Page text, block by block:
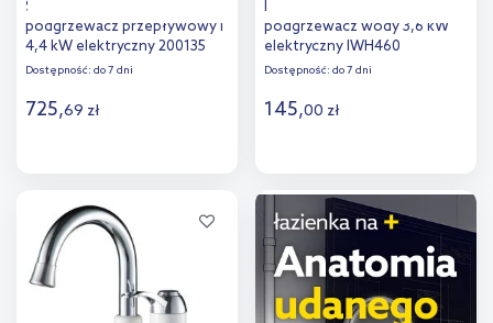
Stiebel Eltron Eil 4 Premium
podgrzewacz przepływowy l
4,4 kW elektryczny 200135
Dostępność: do 7 dni
725,69 zł
Dodaj do
porównania
Noveen przepływowy
podgrzewacz wody 3,6 kW
elektryczny IWH460
Dostępność: do 7 dni
145,00 zł
Dodaj do
porównania